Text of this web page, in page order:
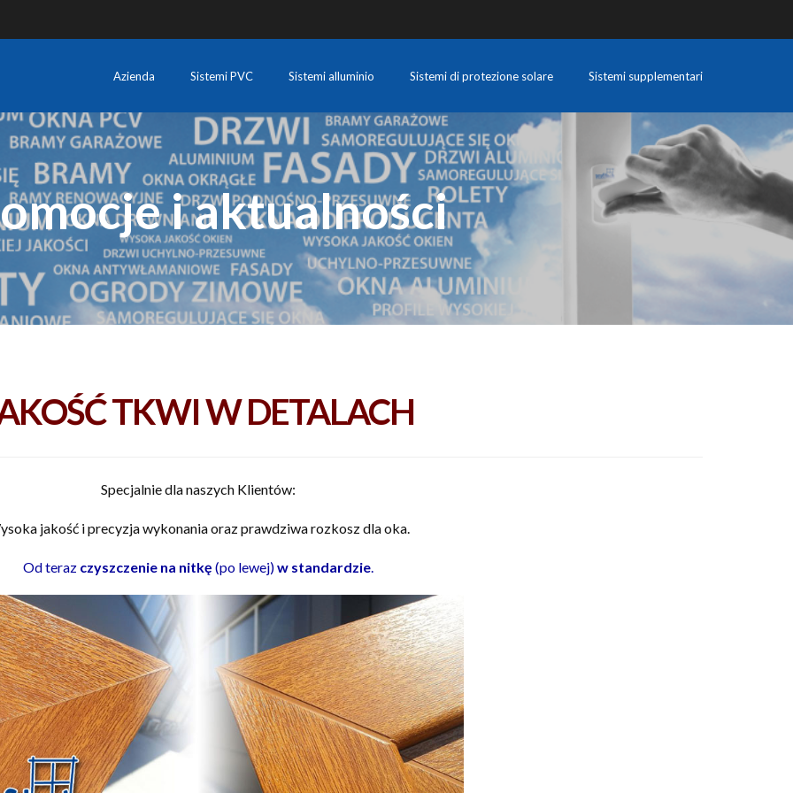
Azienda Sistemi PVC Sistemi alluminio Sistemi di protezione solare Sistemi supplementari
i aktualności
TKWI W DETALACH
Specjalnie dla naszych Klientów:
jakość i precyzja wykonania oraz prawdziwa rozkosz dla oka.
Od teraz czyszczenie na nitkę (po lewej)w standardzie.